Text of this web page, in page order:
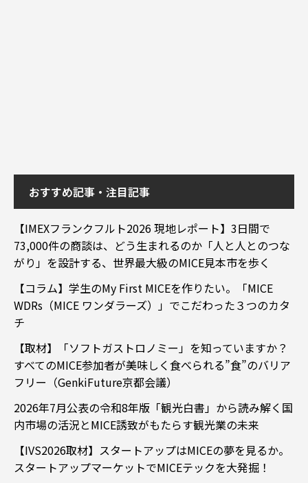
おすすめ記事・注目記事
【IMEXフランクフルト2026 現地レポート】3日間で
73,000件の商談は、どう生まれるのか「人と人とのつな
がり」を設計する、世界最大級のMICE見本市を歩く
【コラム】学生のMy First MICEを作りたい。「MICE
WDRs（MICE ワンダラーズ）」でこだわった３つのカタ
チ
【取材】「ソフトガストロノミー」を知っていますか？
すべてのMICE参加者が美味しく食べられる”食”のバリア
フリー（GenkiFuture京都会議）
2026年7月公表の令和8年版「観光白書」から読み解く国
内市場の活況とMICE誘致がもたらす観光業の未来
【IVS2026取材】スタートアップはMICEの夢を見るか。
スタートアップマーケットでMICEテックを大発掘！